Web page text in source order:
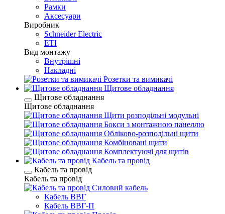
Рамки
Аксесуари
Виробник
Schneider Electric
ETI
Вид монтажу
Внутрішні
Накладні
Розетки та вимикачі
Щитове обладнання
Щитове обладнання
Щитове обладнання
Щити розподільні модульні
Бокси з монтажною панеллю
Обліково-розподільні щити
Комбіновані щити
Комплектуючі для щитів
Кабель та провід
Кабель та провід
Кабель та провід
Силовий кабель
Кабель ВВГ
Кабель ВВГ-П